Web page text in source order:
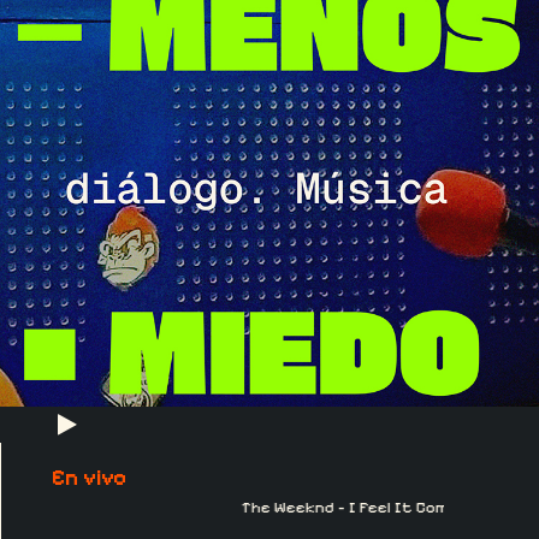
En vivo
The Weeknd - I Feel It Coming ft. Daft